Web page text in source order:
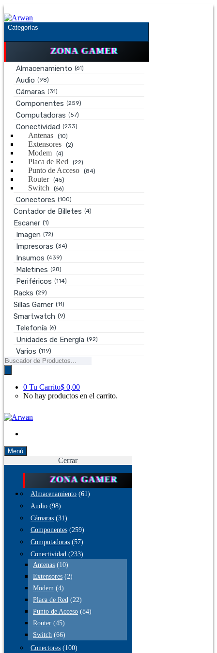
Saltar
a
la
navegación
Saltar
al
contenido
Categorías
ZONA GAMER
Almacenamiento (61)
Audio (98)
Cámaras (31)
Componentes (259)
Computadoras (57)
Conectividad (233)
Antenas (10)
Extensores (2)
Modem (4)
Placa de Red (22)
Punto de Acceso (84)
Router (45)
Switch (66)
Conectores (100)
Contador de Billetes (4)
Escaner (1)
Imagen (72)
Impresoras (34)
Insumos (439)
Maletines (28)
Periféricos (114)
Racks (29)
Sillas Gamer (11)
Smartwatch (9)
Telefonía (6)
Unidades de Energía (92)
Varios (119)
Búsqueda
de
productos
0 Tu Carrito$ 0,00
No hay productos en el carrito.
Menú
Cerrar
ZONA GAMER
Almacenamiento (61)
Audio (98)
Cámaras (31)
Componentes (259)
Computadoras (57)
Conectividad (233)
Antenas (10)
Extensores (2)
Modem (4)
Placa de Red (22)
Punto de Acceso (84)
Router (45)
Switch (66)
Conectores (100)